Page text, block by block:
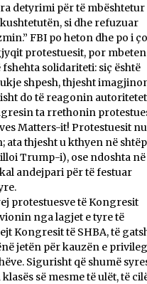
detyrimi për të mbështetur
si dhe refuzuar
FBI po heton dhe po i
protestuesit, por mbeten
solidariteti: siç është
shpesh, thjesht
do të reagonin autoritetet
ta rrethonin
Matters-it! Protestuesit
ata thjesht u kthyen në
Trump-i), ose ndoshta në
andejpari për të festuar
protestuesve të Kongresit
nga lagjet e tyre të
Kongresit të SHBA, të
jetën për kauzën e
Sigurisht që shumë
së mesme të ulët, të